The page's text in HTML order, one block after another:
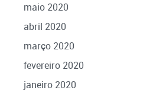
maio 2020
abril 2020
março 2020
fevereiro 2020
janeiro 2020